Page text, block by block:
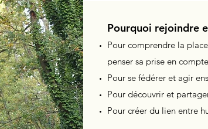
Pourquoi rejoindre
Pour comprendre la
penser sa prise en
Pour se fédérer et agir
Pour découvrir et
Pour créer du lien entre